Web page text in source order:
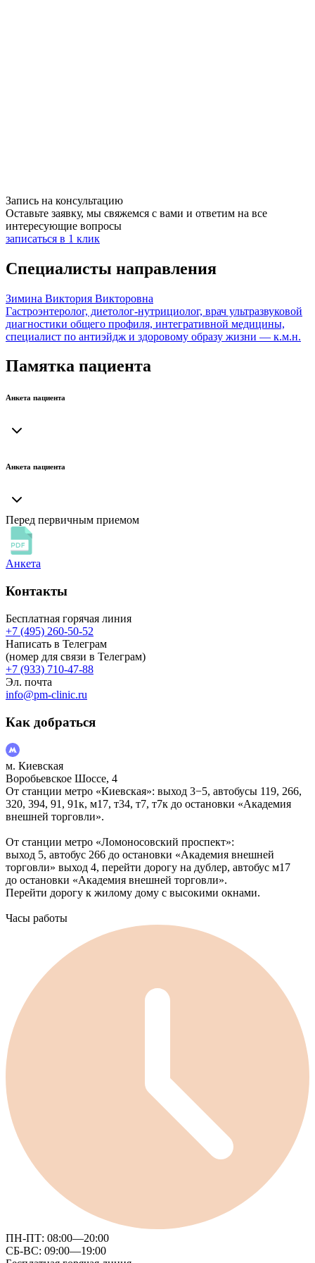
Запись на консультацию
Оставьте заявку, мы свяжемся с вами и ответим на все
интересующие вопросы
записаться в 1 клик
Специалисты направления
Зимина Виктория Викторовна
Гастроэнтеролог, диетолог-нутрициолог, врач ультразвуковой
диагностики общего профиля, интегративной медицины,
специалист по антиэйдж и здоровому образу жизни — к.м.н.
Памятка пациента
Анкета пациента
Анкета пациента
Перед первичным приемом
Анкета
Контакты
Бесплатная горячая линия
+7 (495) 260-50-52
Написать в Телеграм
(номер для связи в Телеграм)
+7 (933) 710-47-88
Эл. почта
info@pm-clinic.ru
Как добраться
м. Киевская
Воробьевское Шоссе, 4
От станции метро «Киевская»: выход 3−5, автобусы 119, 266,
320, 394, 91, 91к, м17, т34, т7, т7к до остановки «Академия
внешней торговли».
От станции метро «Ломоносовский проспект»:
выход 5, автобус 266 до остановки «Академия внешней
торговли» выход 4, перейти дорогу на дублер, автобус м17
до остановки «Академия внешней торговли».
Перейти дорогу к жилому дому с высокими окнами.
Часы работы
ПН-ПТ: 08:00—20:00
СБ-ВС: 09:00—19:00